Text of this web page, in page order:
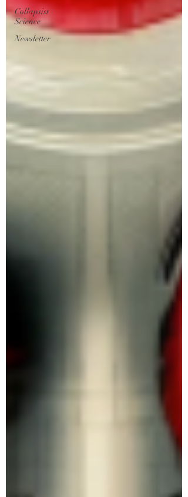
Collapsist
Science
Newsletter